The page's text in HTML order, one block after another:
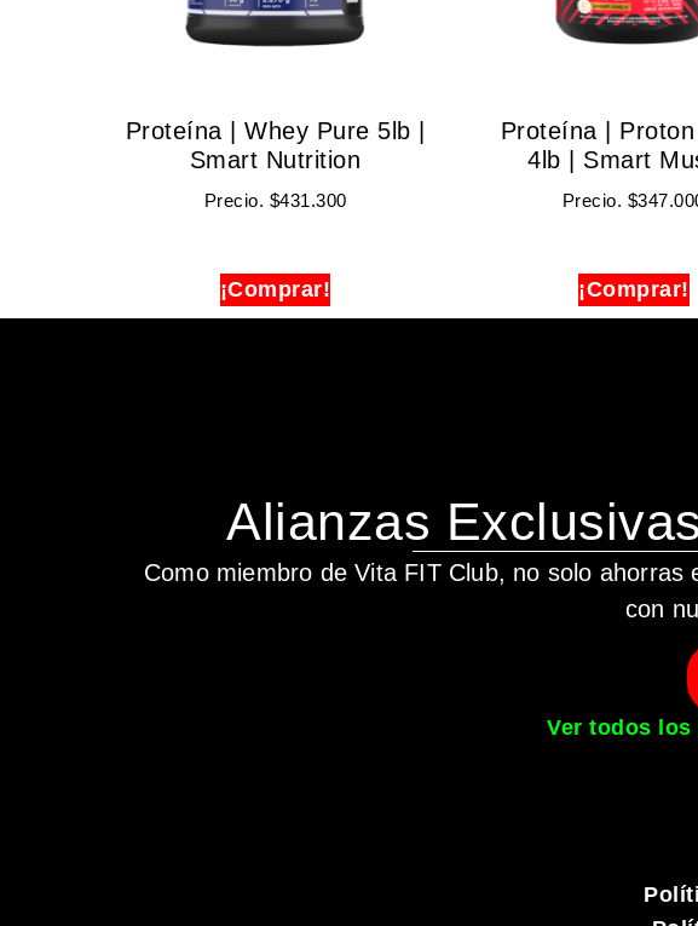
Proteína | Whey Pure 5lb |
Smart Nutrition
Precio. $431.300
¡Comprar!
Proteína |
4lb | Smart
Precio. $
¡Comprar!
Alianzas
Como miembro de Vita FIT Club, no solo
con
Ver todos